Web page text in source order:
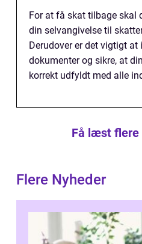
For at få skat tilbage skal
din selvangivelse til
Derudover er det vigtigt
dokumenter og sikre, at
korrekt udfyldt med alle
Få læst
Flere Nyheder